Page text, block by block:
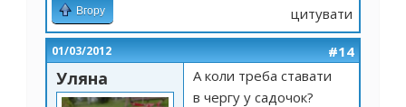
Вгору цитувати
01/03/2012 #14
Уляна
А коли треба ставати
в чергу у садочок?